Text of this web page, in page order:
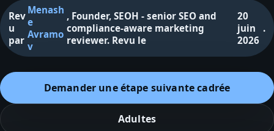
Rev
u
par
Menash
e
Avramo
v
, Founder, SEOH - senior SEO and
compliance-aware marketing
reviewer. Revu le
20
juin
2026
.
Demander une étape suivante cadrée
Adultes